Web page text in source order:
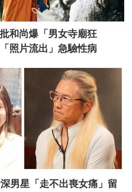
和尚爆「男女寺廟狂
照片流出」急驗性病
男星「走不出喪女痛」留